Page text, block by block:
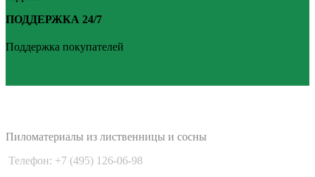
ПОДДЕРЖКА 24/7
Поддержка покупателей
Пиломатериалы из лиственницы и сосны
Телефон: +7 (495) 126-06-98